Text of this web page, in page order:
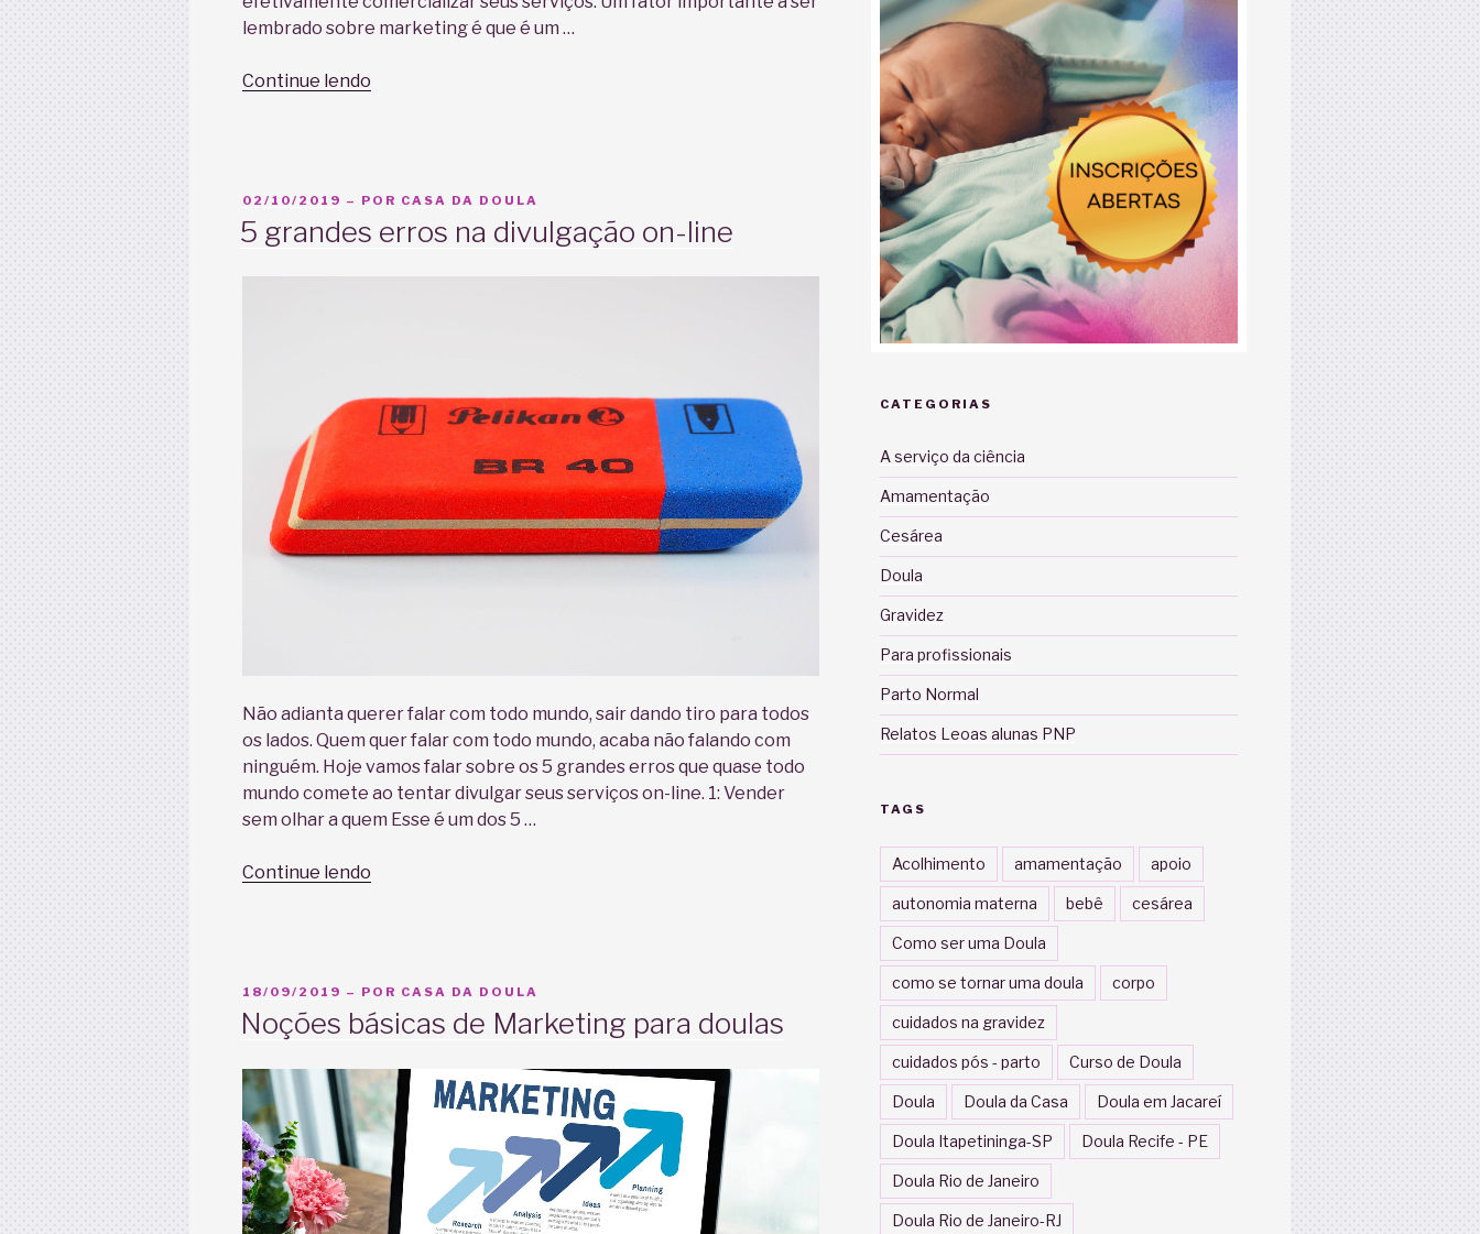
lembrado sobre marketing é que é um …
Continue lendo
PUBLICADO
02/10/2019 – POR CASA DA DOULA
5 grandes erros na divulgação on-line
Não adianta querer falar com todo mundo, sair dando tiro para todos
os lados. Quem quer falar com todo mundo, acaba não falando com
ninguém. Hoje vamos falar sobre os 5 grandes erros que quase todo
mundo comete ao tentar divulgar seus serviços on-line. 1: Vender
sem olhar a quem Esse é um dos 5 …
Continue lendo
line”
PUBLICADO
18/09/2019 – POR CASA DA DOULA
Noções básicas de Marketing para doulas
CATEGORIAS
A serviço da ciência
Amamentação
Cesárea
Doula
Gravidez
Para profissionais
Parto Normal
Relatos Leoas alunas PNP
TAGS
Acolhimento amamentação apoio
autonomia materna bebê cesárea
Como ser uma Doula
como se tornar uma doula corpo
cuidados na gravidez
cuidados pós - parto Curso de Doula
Doula Doula da Casa Doula em Jacareí
Doula Itapetininga-SP Doula Recife - PE
Doula Rio de Janeiro
Doula Rio de Janeiro-RJ